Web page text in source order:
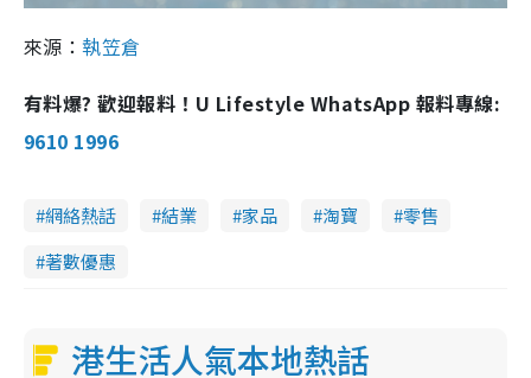
來源：執笠倉
有料爆? 歡迎報料！U Lifestyle WhatsApp 報料專線:
9610 1996
網絡熱話 結業 家品 淘寶
零售
著數優惠
港生活人氣本地熱話